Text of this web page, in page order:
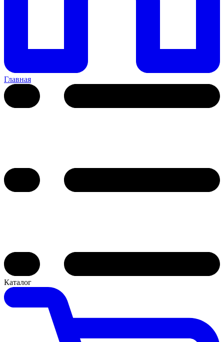
Главная
Каталог